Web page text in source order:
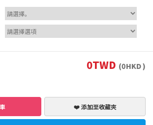
0TWD (0HKD )
❤️ 添加至收藏夾